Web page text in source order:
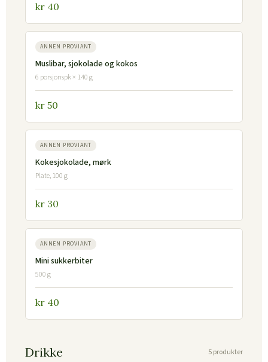
kr 40
ANNEN PROVIANT
Muslibar, sjokolade og kokos
6 porsjonspk × 140 g
kr 50
ANNEN PROVIANT
Kokesjokolade, mørk
Plate, 100 g
kr 30
ANNEN PROVIANT
Mini sukkerbiter
500 g
kr 40
Drikke 5 produkter